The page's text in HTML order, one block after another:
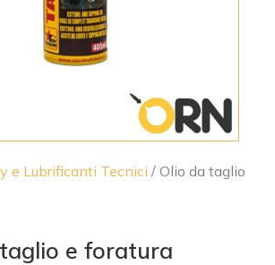
e Lubrificanti Tecnici / Olio da taglio
e foratura